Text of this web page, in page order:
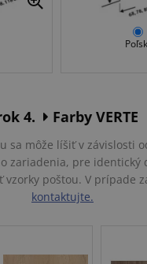
4. Farby VERTE
sa môže líšiť v závislosti
zariadenia, pre identický
vzorky poštou. V prípade
kontaktujte.